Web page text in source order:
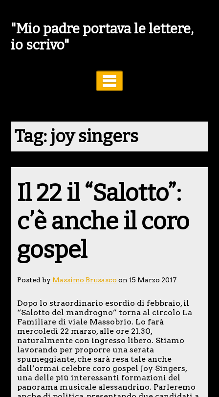
"Mio padre portava le lettere,
io scrivo"
Tag:joy singers
Il 22 il “Salotto”:
c’è anche il coro
gospel
Posted by Massimo Brusasco on 15 Marzo 2017
Dopo lo straordinario esordio di febbraio, il
“Salotto del mandrogno” torna al circolo La
Familiare di viale Massobrio. Lo farà
mercoledì 22 marzo, alle ore 21.30,
naturalmente con ingresso libero. Stiamo
lavorando per proporre una serata
spumeggiante, che sarà resa tale anche
dall’ormai celebre coro gospel Joy Singers,
una delle più interessanti formazioni del
panorama musicale alessandrino. Parleremo